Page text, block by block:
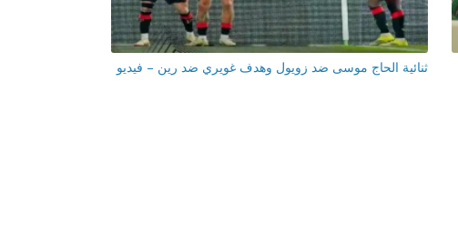
ثنائية الحاج موسى ضد زويول وهدف غويري ضد رين – فيديو